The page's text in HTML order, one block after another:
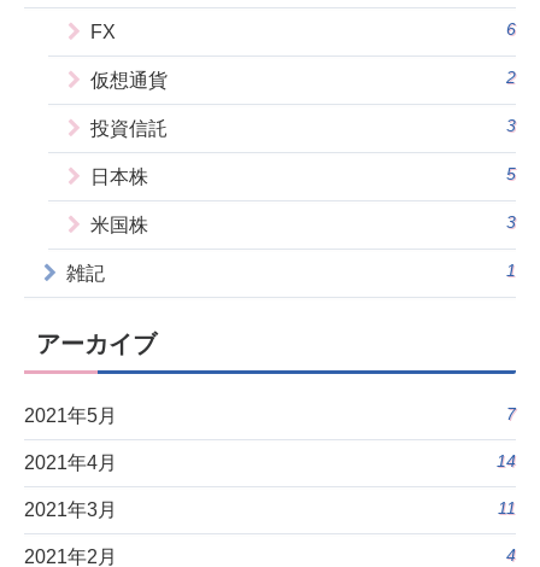
FX 6
仮想通貨 2
投資信託 3
日本株 5
米国株 3
雑記 1
アーカイブ
2021年5月 7
2021年4月 14
2021年3月 11
2021年2月 4